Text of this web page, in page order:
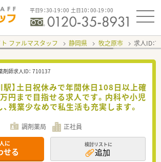
平日9：30-19：00 土日10：00-19：00
ファルマスタッフ 静岡県 牧之原市 求人ID：
剤師求人ID： 710137
駅】土日祝休みで年間休日108日以上確
円まで目指せる求人です。内科や小児
残業少なめで私生活も充実します。
調剤薬局 正社員
に
せる
検討リストに
追加